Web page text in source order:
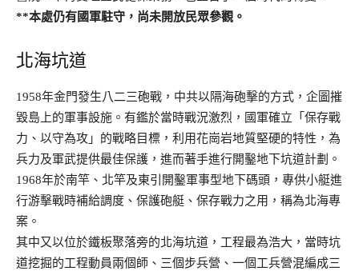
**本處仍有國軍駐守，尚未開放民眾參觀。
北海坑道
1958年金門發生八二三砲戰，中共以隔海砲擊的方式，企圖摧
毀島上的軍事設施。有鑑於當時戰況激烈，國軍確立「保存戰
力、以守為攻」的戰略目標，利用花崗岩地質堅硬的特性，為
兵力及軍武提供最佳保護，進而著手進行開鑿地下坑道計劃。
1968年於南竿、北竿及東引開鑿軍事型地下碼頭，專供小艇進
行游擊戰時補給調度、保護砲艇、保存戰力之用，稱為北海專
案。
其中又以位於鐵板聚落旁的北海坑道，工程最為浩大，當時坑
道挖掘的工程動員兩個師、三個步兵營、一個工兵營混編成三